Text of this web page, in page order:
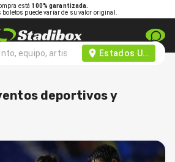
está 100% garantizada.
boletos puede variar de su valor original.
Estados Unidos
deportivos y